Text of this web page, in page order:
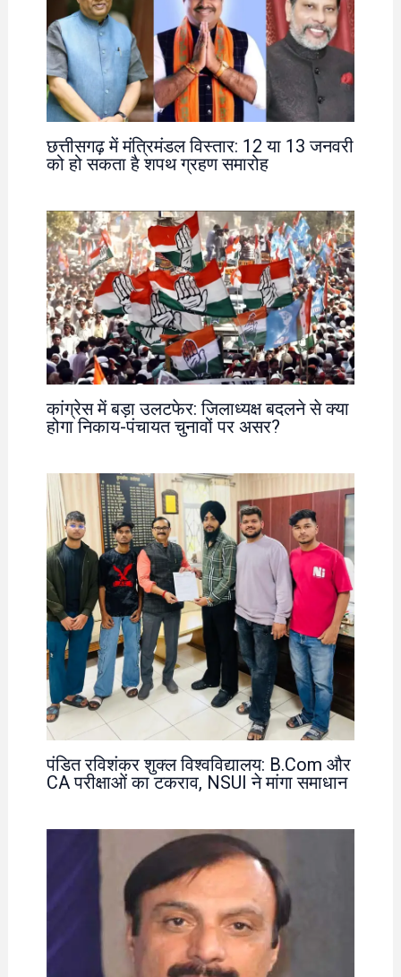
छत्तीसगढ़ में मंत्रिमंडल विस्तार: 12 या 13 जनवरी
को हो सकता है शपथ ग्रहण समारोह
कांग्रेस में बड़ा उलटफेर: जिलाध्यक्ष बदलने से क्या
होगा निकाय-पंचायत चुनावों पर असर?
पंडित रविशंकर शुक्ल विश्वविद्यालय: B.Com और
CA परीक्षाओं का टकराव, NSUI ने मांगा समाधान